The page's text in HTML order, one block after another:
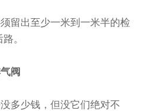
留出至少一米到一米半的检
。
阀
多少钱，但没它们绝对不